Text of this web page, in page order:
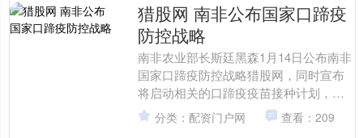
猎股网 南非公布国家口蹄疫
防控战略
南非农业部长斯廷黑森1月14日公布南非
国家口蹄疫防控战略猎股网，同时宣布
将启动相关的口蹄疫疫苗接种计划，并
表示将向政府申请宣布口蹄疫疫情为灾
难状态。 斯廷黑森当....
分类：配资门户网 查看：209